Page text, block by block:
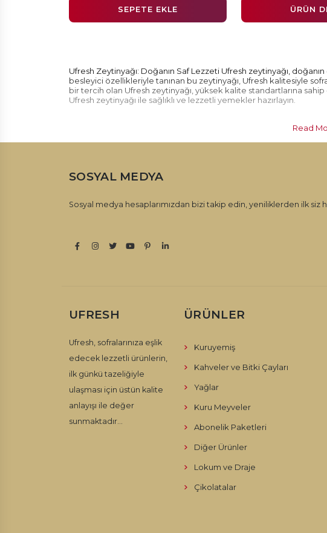
SEPETE EKLE ÜRÜN
Ufresh Zeytinyağı: Doğanın Saf Lezzeti Ufresh zeytinyağı,
besleyici özellikleriyle tanınan bu zeytinyağı, Ufresh kalitesiyle
bir tercih olan Ufresh zeytinyağı, yüksek kalite standartlarına
Ufresh zeytinyağı ile sağlıklı ve lezzetli yemekler hazırlayın.
Read
SOSYAL MEDYA
Sosyal medya hesaplarımızdan bizi takip edin, yeniliklerden ilk siz
UFRESH
Ufresh, sofralarınıza eşlik
edecek lezzetli ürünlerin,
ilk günkü tazeliğiyle
ulaşması için üstün kalite
anlayışı ile değer
sunmaktadır...
ÜRÜNLER
Kuruyemiş
Kahveler ve Bitki Çayları
Yağlar
Kuru Meyveler
Abonelik Paketleri
Diğer Ürünler
Lokum ve Draje
Çikolatalar